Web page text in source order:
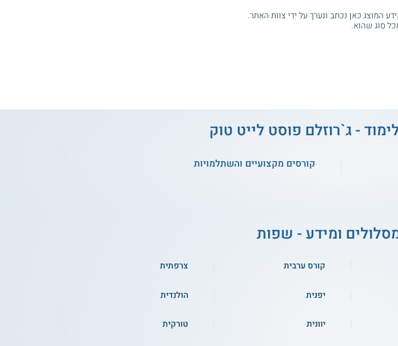
המוצג כאן נכתב ונערך על ידי צוות האתר.
סוג שהוא.
- ג`רוזלם פוסט לייט טוק
קורסים מקצועיים והשתלמויות
ומידע - שפות
קורס ערבית צרפתית
יפנית הולנדית
יוונית טורקית